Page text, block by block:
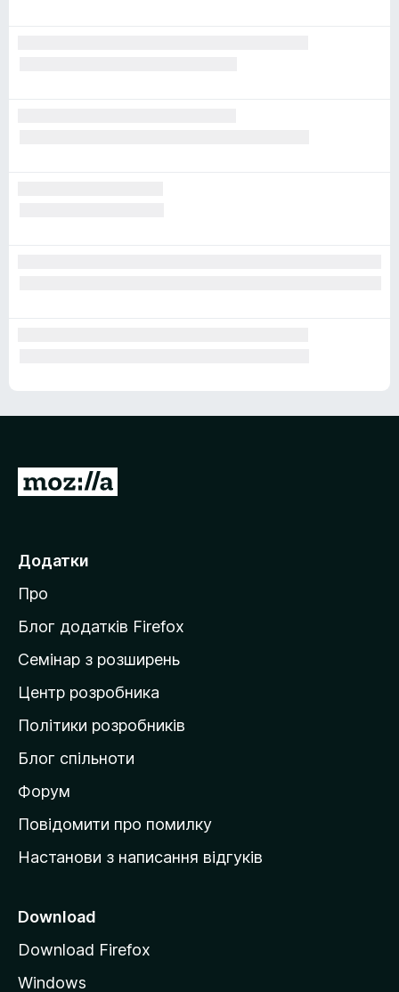
П
е
й
т
и
а
д
о
і
в
к
M
z
l
l
Додатки
Про
Блог додатків Firefox
Семінар з розширень
Центр розробника
Політики розробників
Блог спільноти
Форум
Повідомити про помилку
Настанови з написання відгуків
Download
Download Firefox
Windows